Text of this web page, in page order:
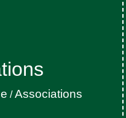
/Associations